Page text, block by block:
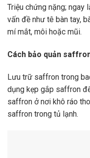
Triệu chứng nặng;
vấn đề như tê bàn tay,
mí mắt, môi hoặc mũi.
Cách bảo quản
Lưu trữ saffron trong
dụng kẹp gắp saffron
saffron ở nơi khô ráo
saffron trong tủ lạnh.